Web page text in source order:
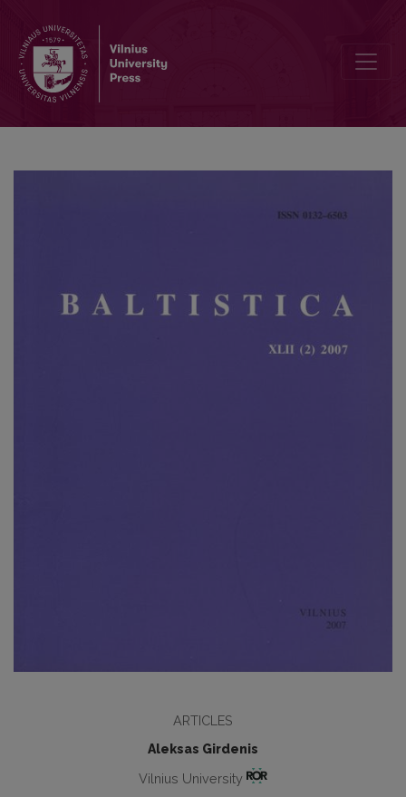
ARTICLES
Aleksas Girdenis
Vilnius University